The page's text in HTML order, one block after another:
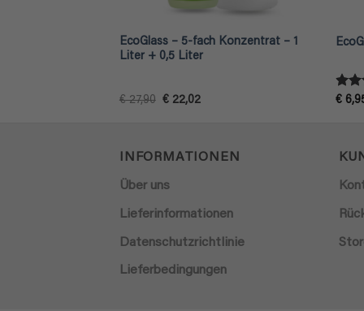
EcoGlass – 5-fach Konzentrat – 1
Liter + 0,5 Liter
€27,90 Ursprünglicher
€ 22,02Aktueller
€
INFORMATIONEN
Über uns
Lieferinformationen
Datenschutzrichtlinie
Lieferbedingungen